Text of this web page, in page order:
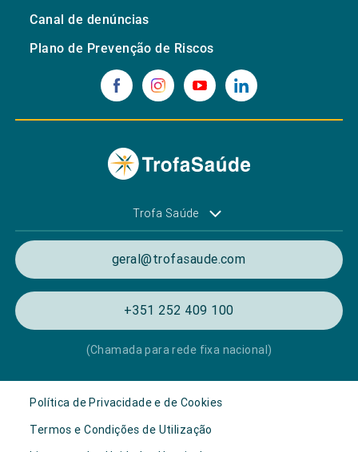
Canal de denúncias
Plano de Prevenção de Riscos
Trofa Saúde
geral@trofasaude.com
+351 252 409 100
(Chamada para rede fixa nacional)
Política de Privacidade e de Cookies
Termos e Condições de Utilização